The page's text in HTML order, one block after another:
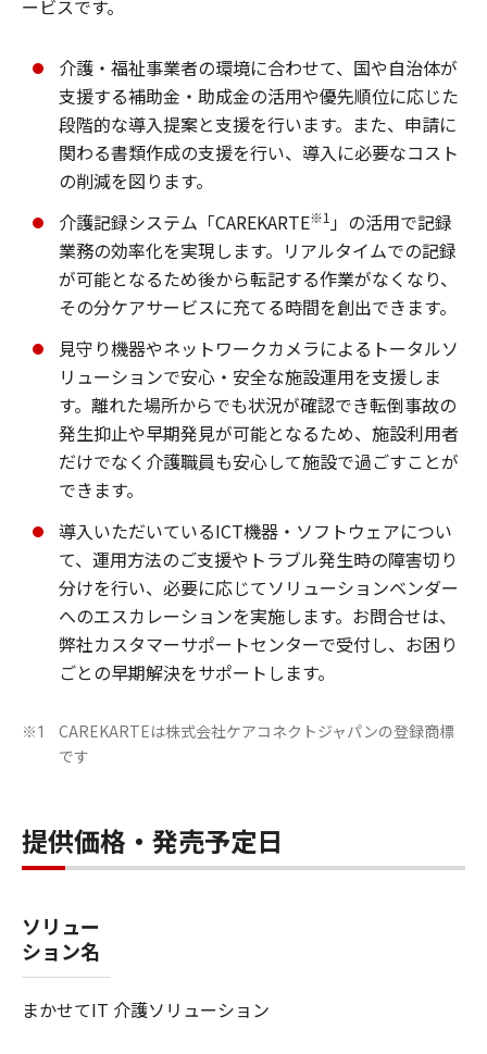
ービスです。
介護・福祉事業者の環境に合わせて、国や自治体が
支援する補助金・助成金の活用や優先順位に応じた
段階的な導入提案と支援を行います。また、申請に
関わる書類作成の支援を行い、導入に必要なコスト
の削減を図ります。
介護記録システム「CAREKARTE※1 」の活用で記録
業務の効率化を実現します。リアルタイムでの記録
が可能となるため後から転記する作業がなくなり、
その分ケアサービスに充てる時間を創出できます。
見守り機器やネットワークカメラによるトータルソ
リューションで安心・安全な施設運用を支援しま
す。離れた場所からでも状況が確認でき転倒事故の
発生抑止や早期発見が可能となるため、施設利用者
だけでなく介護職員も安心して施設で過ごすことが
できます。
導入いただいているICT機器・ソフトウェアについ
て、運用方法のご支援やトラブル発生時の障害切り
分けを行い、必要に応じてソリューションベンダー
へのエスカレーションを実施します。お問合せは、
弊社カスタマーサポートセンターで受付し、お困り
ごとの早期解決をサポートします。
※1
CAREKARTEは株式会社ケアコネクトジャパンの登録商標
です
提供価格・発売予定日
ソリュー
ション名
まかせてIT 介護ソリューション